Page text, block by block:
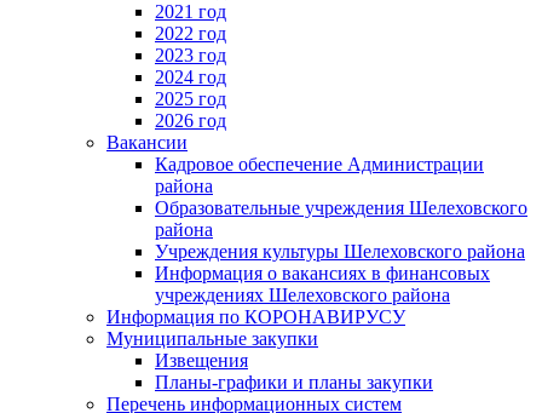
2021 год
2022 год
2023 год
2024 год
2025 год
2026 год
Вакансии
Кадровое обеспечение Администрации
района
Образовательные учреждения Шелеховского
района
Учреждения культуры Шелеховского района
Информация о вакансиях в финансовых
учреждениях Шелеховского района
Информация по КОРОНАВИРУСУ
Муниципальные закупки
Извещения
Планы-графики и планы закупки
Перечень информационных систем